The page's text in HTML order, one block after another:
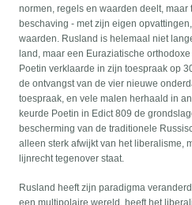
normen, regels en waarden deelt,
beschaving - met zijn eigen
waarden. Rusland is helemaal niet
land, maar een Euraziatische
Poetin verklaarde in zijn toespraak op
de ontvangst van de vier nieuwe
toespraak, en vele malen herhaald in
keurde Poetin in Edict 809 de
bescherming van de traditionele
alleen sterk afwijkt van het liberalisme,
lijnrecht tegenover staat.
Rusland heeft zijn paradigma
een multipolaire wereld, heeft het